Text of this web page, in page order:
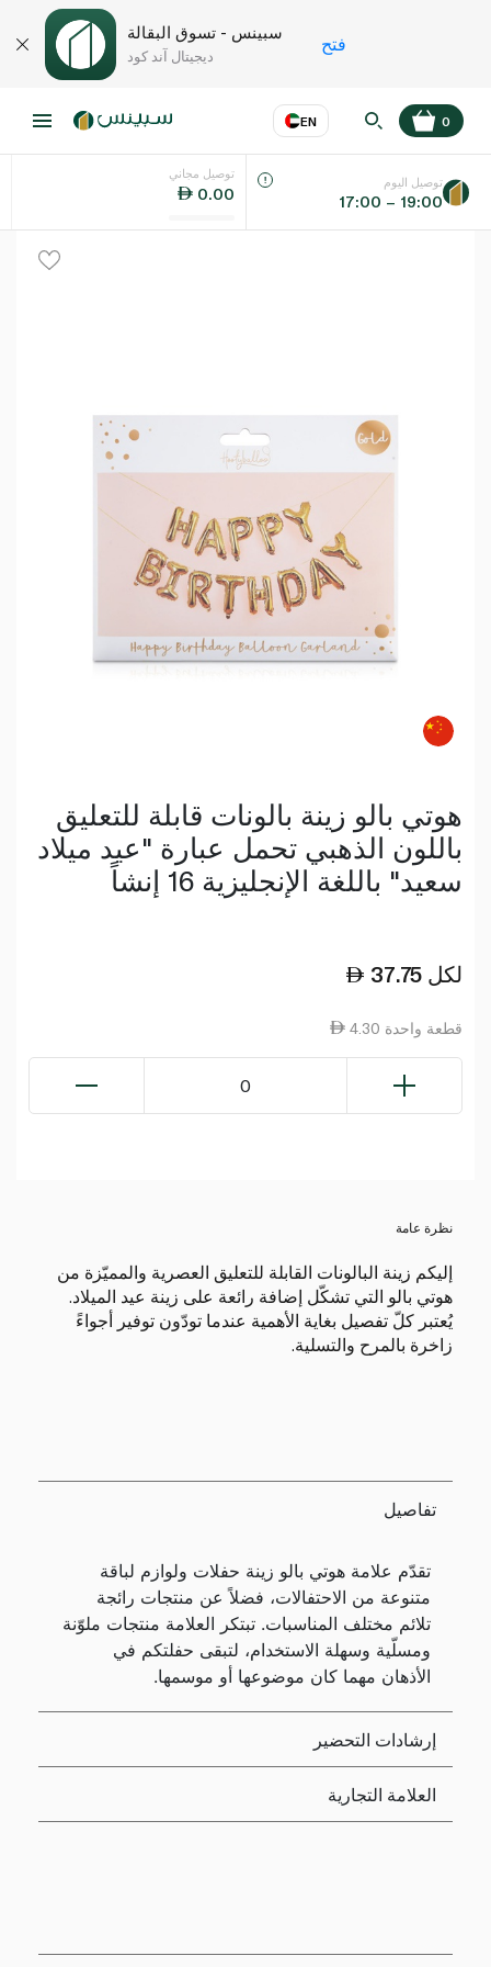
سبينس - تسوق البقالة
ديجيتال آند كود
فتح
EN
اللغة عر
0
توصيل مجاني
0.00
توصيل اليوم
17:00 – 19:00
هوتي بالو زينة بالونات قابلة للتعليق
باللون الذهبي تحمل عبارة "عيد ميلاد
سعيد" باللغة الإنجليزية 16 إنشاً
37.75 لكل
4.30 قطعة واحدة
0
نظرة عامة
إليكم زينة البالونات القابلة للتعليق العصرية والمميّزة من
هوتي بالو التي تشكّل إضافة رائعة على زينة عيد الميلاد.
يُعتبر كلّ تفصيل بغاية الأهمية عندما تودّون توفير أجواءً
زاخرة بالمرح والتسلية.
تفاصيل
تقدّم علامة هوتي بالو زينة حفلات ولوازم لباقة
متنوعة من الاحتفالات، فضلاً عن منتجات رائجة
تلائم مختلف المناسبات. تبتكر العلامة منتجات ملوّنة
ومسلّية وسهلة الاستخدام، لتبقى حفلتكم في
الأذهان مهما كان موضوعها أو موسمها.
إرشادات التحضير
العلامة التجارية